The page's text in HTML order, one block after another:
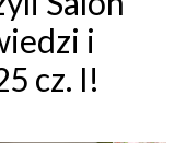
i
cz. I!